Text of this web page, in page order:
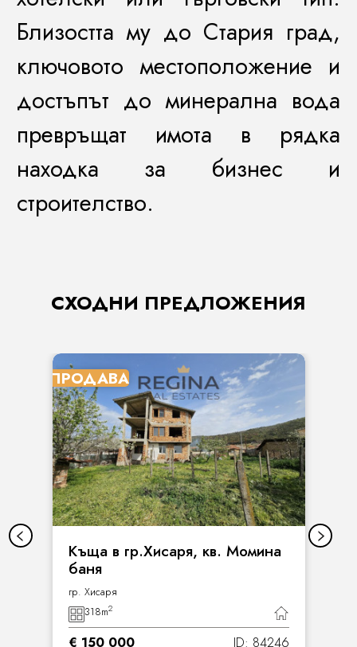
Близостта му до Стария град,
ключовото местоположение и
достъпът до минерална вода
превръщат имота в рядка
находка за бизнес и
строителство.
СХОДНИ ПРЕДЛОЖЕНИЯ
ПРОДАВА
Къща в гр.Хисаря, кв. Момина
баня
гр. Хисаря
318m2
€ 150 000 ID: 84246